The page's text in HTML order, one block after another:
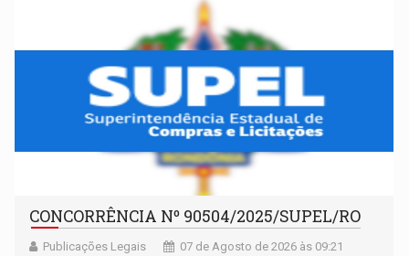
CONCORRÊNCIA Nº 90504/2025/SUPEL/RO
Publicações Legais 07 de Agosto de 2026 às 09:21